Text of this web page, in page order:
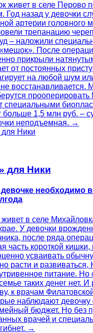
живет в селе Перово
назад у девочки
артерии головного
трепанацию
– наложили
После
прикрыли
от постоянных
на любой шум
восстанавливается.
специальными
больше 1,5 млн руб. –
неподъемная. →
для Ники
необходимо
в селе
У девочки
после ряда
часть короткой кишки,
усваивать
расти и развиваться,
питание. Но
таких денег нет.
к врачам
наблюдают девочку
бюджет. Но без
врачей и
→